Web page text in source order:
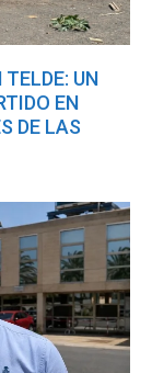
TELDE: UN
EN
DE LAS